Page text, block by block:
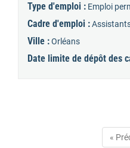
Type d'emploi : Emploi
Cadre d'emploi :
Ville :Orléans
Date limite de dépôt des
«